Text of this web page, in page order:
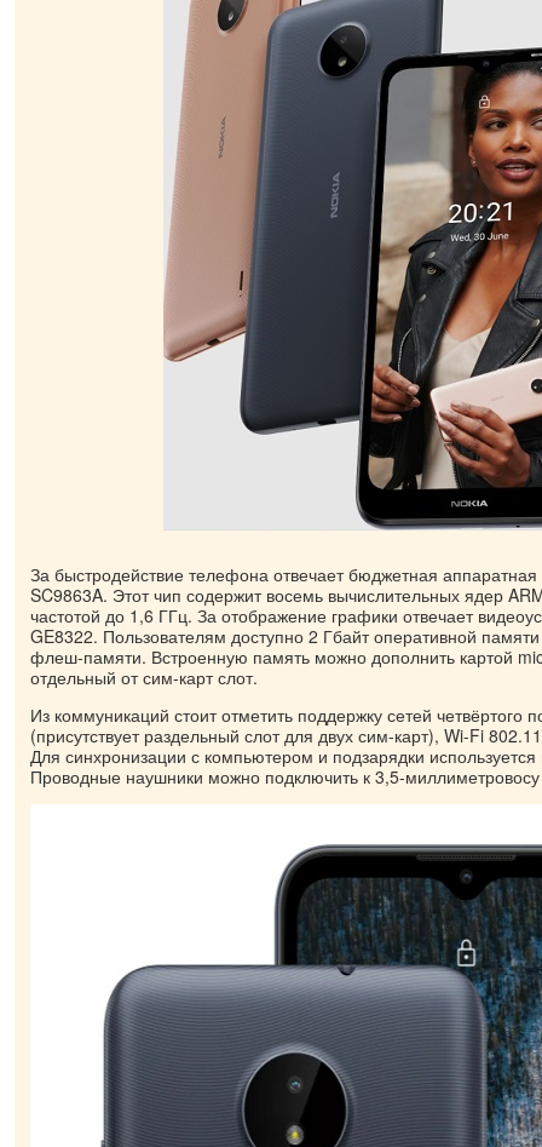
За быстродействие телефона отвечает бюджетная
SC9863A. Этот чип содержит восемь вычислительных ядер
частотой до 1,6 ГГц. За отображение графики отвечает
GE8322. Пользователям доступно 2 Гбайт оперативной
флеш-памяти. Встроенную память можно дополнить картой
отдельный от сим-карт слот.
Из коммуникаций стоит отметить поддержку сетей четвёртого
(присутствует раздельный слот для двух сим-карт), Wi-Fi
Для синхронизации с компьютером и подзарядки
Проводные наушники можно подключить к 3,5-миллиметровосу